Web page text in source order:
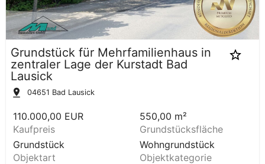
Grundstück für Mehrfamilienhaus in
zentraler Lage der Kurstadt Bad
Lausick
04651 Bad Lausick
110.000,00 EUR
Kaufpreis
550,00 m²
Grundstücksfläche
Grundstück
Objektart
Wohngrundstück
Objektkategorie